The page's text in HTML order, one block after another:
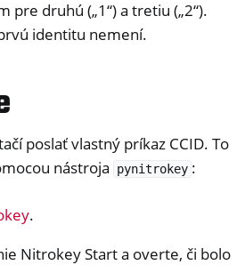
Storage 2
NitroPC
pre druhú („1“) a tretiu („2“).
identitu nemení.
poslať vlastný príkaz CCID. To
nástroja
pynitrokey :
.
Nitrokey Start a overte, či bolo